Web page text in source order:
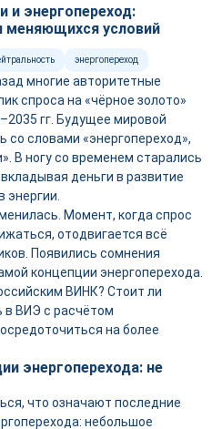
и энергопереход:
меняющихся условий
энергопереход
многие авторитетные
спроса на «чёрное золото»
гг. Будущее мировой
со словами «энергопереход»,
В ногу со временем старались
деньги в развитие
энергии.
Момент, когда спрос
отодвигается всё
Появились сомнения
концепции энергоперехода.
ВИНК? Стоит ли
в ВИЭ с расчётом
на более
энергоперехода: не
что означают последние
небольшое